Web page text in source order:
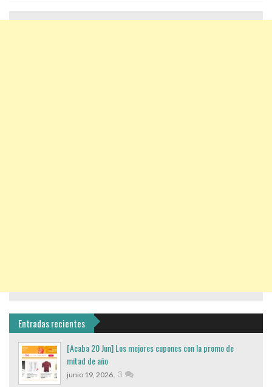
Entradas recientes
[Acaba 20 Jun] Los mejores cupones con la promo de
mitad de año
junio 19, 2026, 3